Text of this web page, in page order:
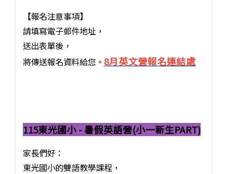
【報名注意事項】
請填寫電子郵件地址，
送出表單後，
將傳送報名資料給您。 8月英文營報名連結處
115東光國小 - 暑假英語營(小一新生PART)
家長們好：
東光國小的雙語教學課程，